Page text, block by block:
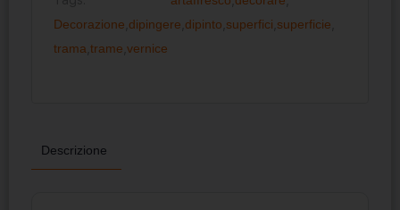
Decorazione dipingere dipinto superfici superficie
trama trame vernice
Descrizione